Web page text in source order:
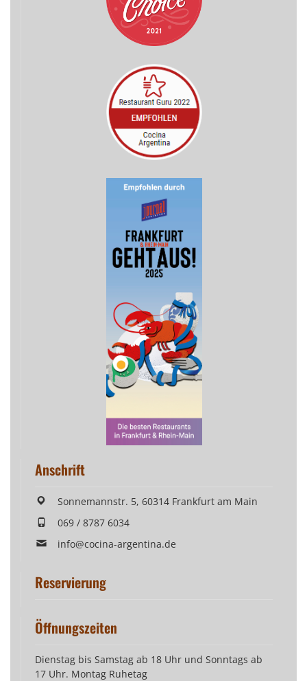
Anschrift
Sonnemannstr. 5, 60314 Frankfurt am Main
069 / 8787 6034
info@cocina-argentina.de
Reservierung
Öffnungszeiten
Dienstag bis Samstag ab 18 Uhr und Sonntags ab
17 Uhr. Montag Ruhetag